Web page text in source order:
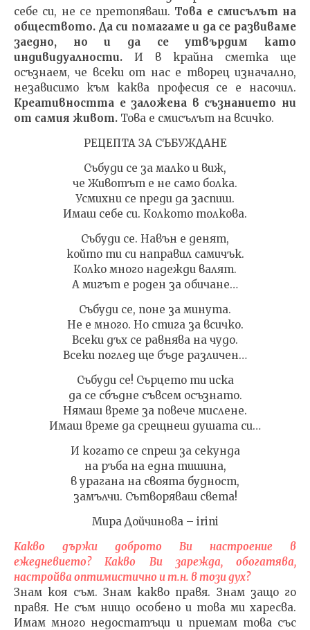
себе си, не се претопяваш. Това е смисълът на
обществото. Да си помагаме и да се развиваме
заедно, но и да се утвърдим като
индивидуалности. И в крайна сметка ще
осъзнаем, че всеки от нас е творец изначално,
независимо към каква професия се е насочил.
Креативността е заложена в съзнанието ни
от самия живот. Това е смисълът на всичко.
РЕЦЕПТА ЗА СЪБУЖДАНЕ
Събуди се за малко и виж,
че Животът е не само болка.
Усмихни се преди да заспиш.
Имаш себе си. Колкото толкова.
Събуди се. Навън е денят,
който ти си направил самичък.
Колко много надежди валят.
А мигът е роден за обичане…
Събуди се, поне за минута.
Не е много. Но стига за всичко.
Всеки дъх се равнява на чудо.
Всеки поглед ще бъде различен…
Събуди се! Сърцето ти иска
да се сбъдне съвсем осъзнато.
Нямаш време за повече мислене.
Имаш време да срещнеш душата си…
И когато се спреш за секунда
на ръба на една тишина,
в урагана на своята будност,
замълчи. Сътворяваш света!
Мира Дойчинова – irini
Какво държи доброто Ви настроение в
ежедневието? Какво Ви зарежда, обогатява,
настройва оптимистично и т.н. в този дух?
Знам коя съм. Знам какво правя. Знам защо го
правя. Не съм нищо особено и това ми харесва.
Имам много недостатъци и приемам това със